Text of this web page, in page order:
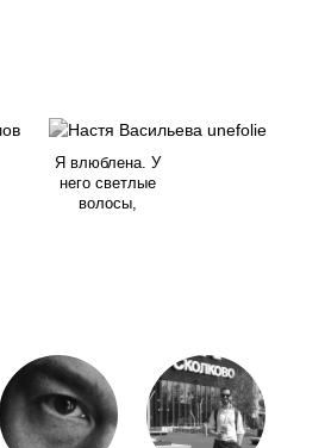
Я влюблена. У
него светлые
волосы,